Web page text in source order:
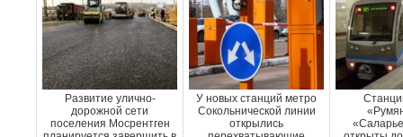
Развитие улично-
дорожной сети
поселения Мосрентген
У новых станций метро
Сокольнической линии
открылись